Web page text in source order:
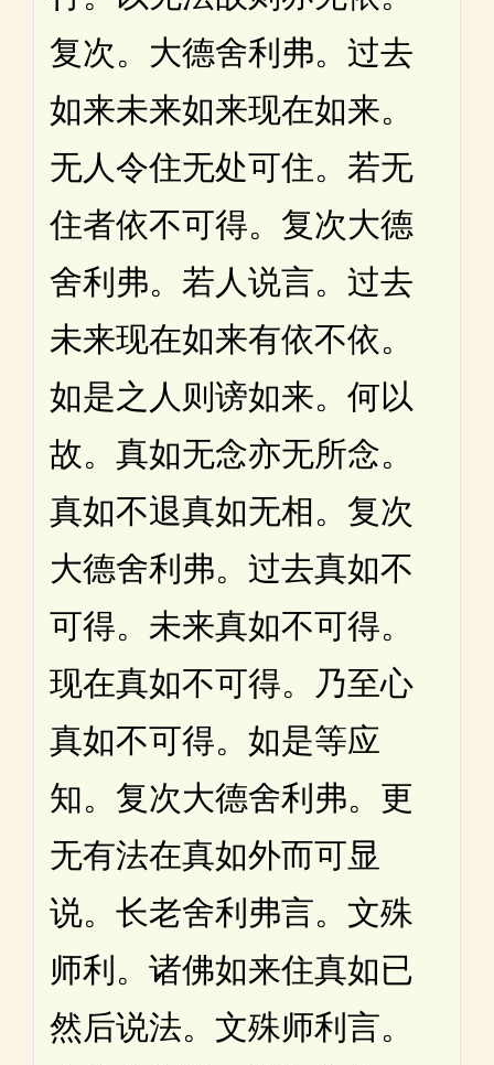
复次。大德舍利弗。过去
如来未来如来现在如来。
无人令住无处可住。若无
住者依不可得。复次大德
舍利弗。若人说言。过去
未来现在如来有依不依。
如是之人则谤如来。何以
故。真如无念亦无所念。
真如不退真如无相。复次
大德舍利弗。过去真如不
可得。未来真如不可得。
现在真如不可得。乃至心
真如不可得。如是等应
知。复次大德舍利弗。更
无有法在真如外而可显
说。长老舍利弗言。文殊
师利。诸佛如来住真如已
然后说法。文殊师利言。